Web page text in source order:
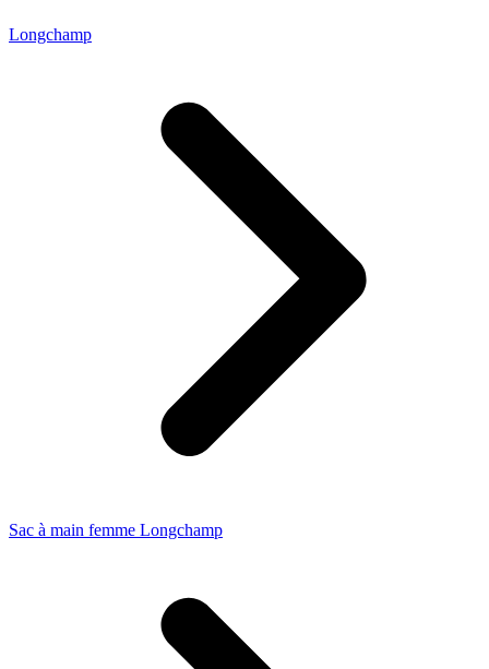
Longchamp
Sac à main femme Longchamp